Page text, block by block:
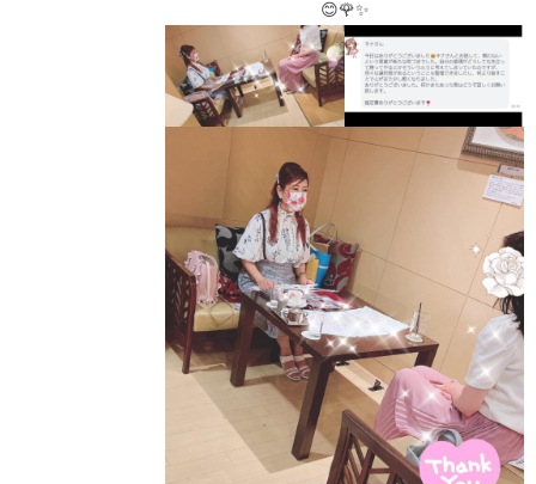
😊🌹✨